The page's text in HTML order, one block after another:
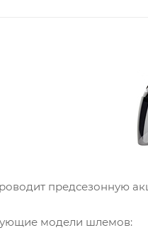
предсезонную
модели шлемов: